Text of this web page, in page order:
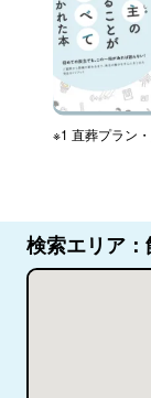
※1 直葬プラン
検索エリア